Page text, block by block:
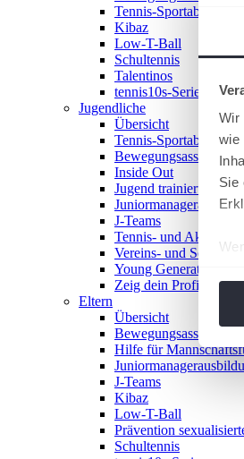
Wir
wie
Sie
Tennis-Sportabzeichen
Kibaz
Low-T-Ball
Schultennis
Talentinos
tennis10s-Serie
Jugendliche
Übersicht
Tennis-Sportabzeichen
Bewegungsasse
Inside Out
Jugend trainiert für
J-Teams
Tennis- und
Vereins- und
Young Generation
Zeig dein Profil
Eltern
Übersicht
Bewegungsasse
Hilfe für
J-Teams
Kibaz
Low-T-Ball
Prävention
Schultennis